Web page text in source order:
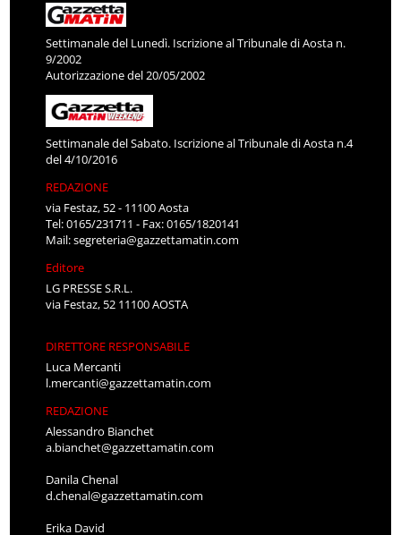
Settimanale del Lunedì. Iscrizione al Tribunale di Aosta n.
9/2002
Autorizzazione del 20/05/2002
Settimanale del Sabato. Iscrizione al Tribunale di Aosta n.4
del 4/10/2016
REDAZIONE
via Festaz, 52 - 11100 Aosta
Tel: 0165/231711 - Fax: 0165/1820141
Mail:segreteria@gazzettamatin.com
Editore
LG PRESSE S.R.L.
via Festaz, 52 11100 AOSTA
DIRETTORE RESPONSABILE
Luca Mercanti
l.mercanti@gazzettamatin.com
REDAZIONE
Alessandro Bianchet
a.bianchet@gazzettamatin.com
Danila Chenal
d.chenal@gazzettamatin.com
Erika David